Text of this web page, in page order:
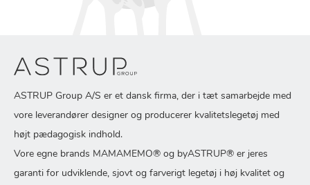
ASTRUP Group A/S er et dansk firma, der i tæt samarbejde med
vore leverandører designer og producerer kvalitetslegetøj med
højt pædagogisk indhold.
Vore egne brands MAMAMEMO® og byASTRUP® er jeres
garanti for udviklende, sjovt og farverigt legetøj i høj kvalitet og